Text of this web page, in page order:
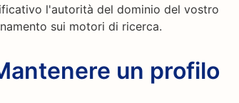
l'autorità del dominio del vostro
sui motori di ricerca.
un profilo